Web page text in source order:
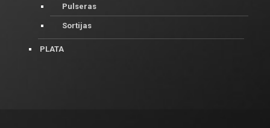
Pulseras
Sortijas
PLATA